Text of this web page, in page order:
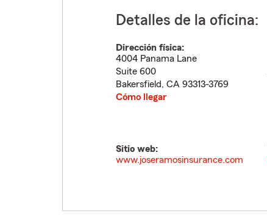
Detalles de la oficina:
Dirección física:
4004 Panama Lane
Suite 600
Bakersfield, CA 93313-3769
Cómo llegar
Sitio web:
www.joseramosinsurance.com